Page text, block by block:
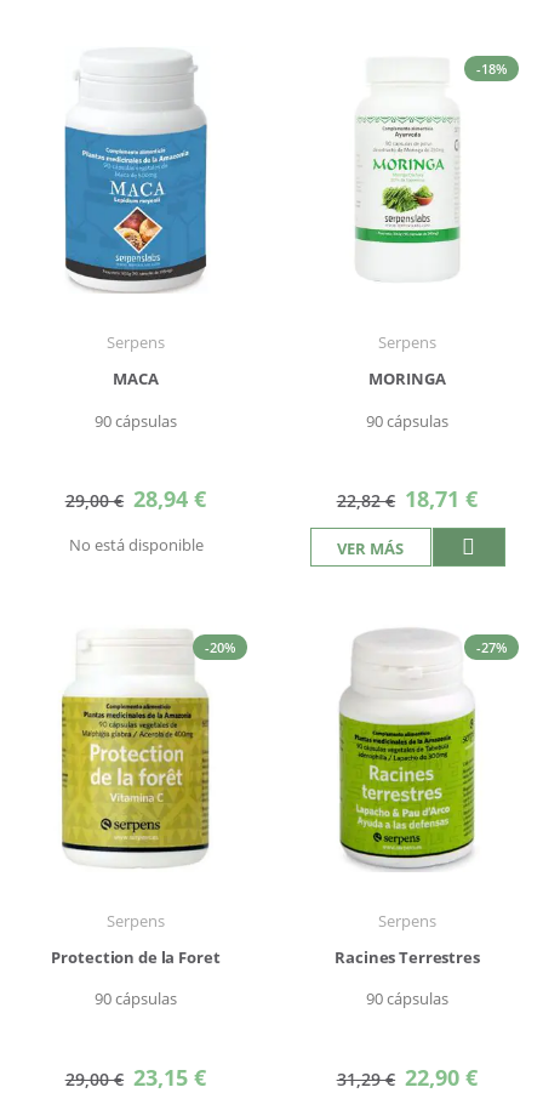
Serpens
MACA
90 cápsulas
29,00 € Precio
especial
28,94 €
No está disponible
-18%
Serpens
MORINGA
90 cápsulas
22,82 € Precio
especial
18,71 €
VER MÁS
-20%
Serpens
Protection de la Foret
90 cápsulas
29,00 € Precio
especial
23,15 €
-27%
Serpens
Racines Terrestres
90 cápsulas
31,29 € Precio
especial
22,90 €